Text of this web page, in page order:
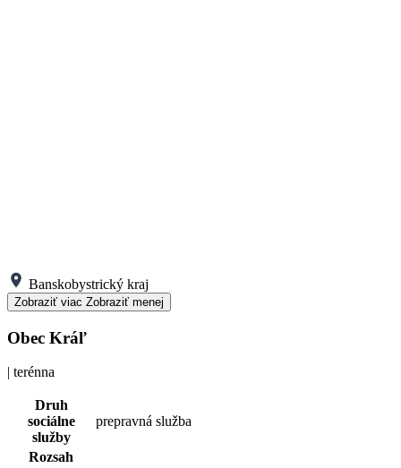
Banskobystrický kraj
Zobraziť viac Zobraziť menej
Obec Kráľ
| terénna
Druh
sociálne
služby
prepravná služba
Rozsah